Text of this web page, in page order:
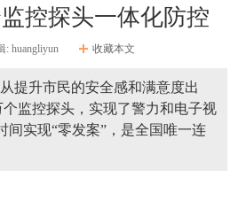
控探头一体化防控
: huangliyun 收藏本文
提升市民的安全感和满意度出
监控探头，实现了警力和电子视
间实现“零发案”，是全国唯一连